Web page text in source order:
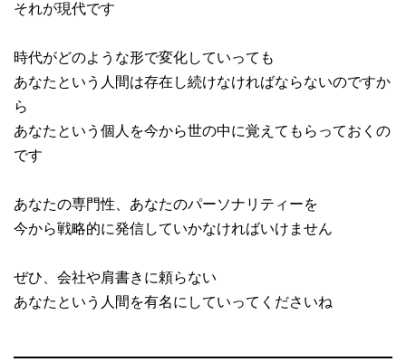
それが現代です
時代がどのような形で変化していっても
あなたという人間は存在し続けなければならないのですか
ら
あなたという個人を今から世の中に覚えてもらっておくの
です
あなたの専門性、あなたのパーソナリティーを
今から戦略的に発信していかなければいけません
ぜひ、会社や肩書きに頼らない
あなたという人間を有名にしていってくださいね